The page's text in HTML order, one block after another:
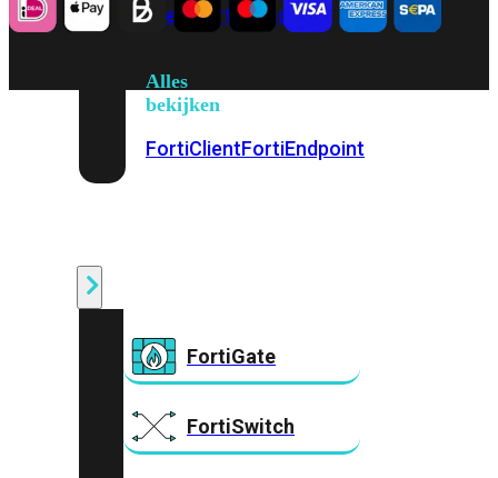
PremFortiCloud
Alles
bekijken
FortiClientFortiEndpoint
FortiGate
FortiSwitch